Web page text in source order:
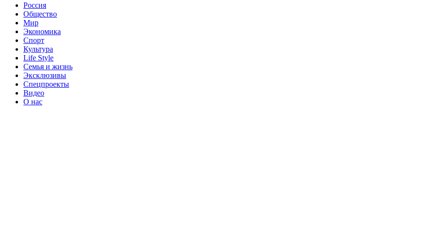
Россия
Общество
Мир
Экономика
Спорт
Культура
Life Style
Семья и жизнь
Эксклюзивы
Спецпроекты
Видео
О нас